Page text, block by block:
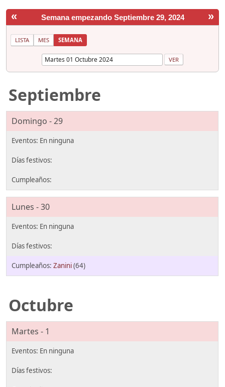
« »
Semana empezando Septiembre 29, 2024
LISTA MES SEMANA
Septiembre
Domingo - 29
Lunes - 30
Zanini(64)
Octubre
Martes - 1